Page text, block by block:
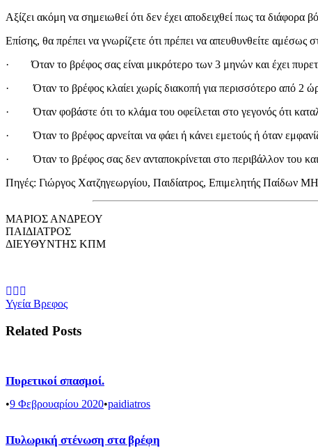
Αξίζει ακόμη να σημειωθεί ότι δεν έχει αποδειχθεί πως τα
Επίσης, θα πρέπει να γνωρίζετε ότι πρέπει να απευθυνθείτε αμέσως
· Όταν το βρέφος σας είναι μικρότερο των 3 μηνών και έχει
· Όταν το βρέφος κλαίει χωρίς διακοπή για περισσότερο από 2
· Όταν φοβάστε ότι το κλάμα του οφείλεται στο γεγονός ότι
· Όταν το βρέφος αρνείται να φάει ή κάνει εμετούς ή όταν
· Όταν το βρέφος σας δεν ανταποκρίνεται στο περιβάλλον του και
Πηγές: Γιώργος Χατζηγεωργίου, Παιδίατρος, Επιμελητής Παίδων
ΜΑΡΙΟΣ ΑΝΔΡΕΟΥ
ΠΑΙΔΙΑΤΡΟΣ
ΔΙΕΥΘΥΝΤΗΣ ΚΠΜ
Υγεία Βρεφος
Related Posts
Πυρετικοί σπασμοί.
•9 Φεβρουαρίου 2020•paidiatros
Πυλωρική στένωση στα βρέφη